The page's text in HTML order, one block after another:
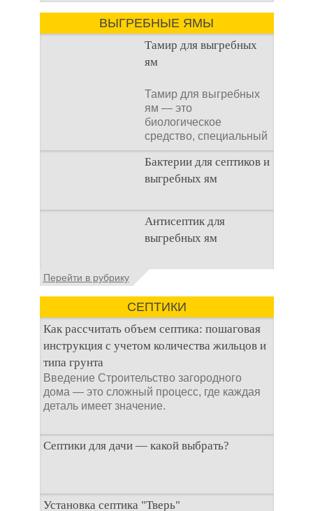
ВЫГРЕБНЫЕ ЯМЫ
Тамир для выгребных
ям
Тамир для выгребных
ям — это
биологическое
средство, специальный
концентрат, который
используется
Бактерии для септиков и
выгребных ям
Очистка
канализационного
стока или выгребной
не самым приятным
Антисептик для
выгребных ям
Общие сведения об
Антисептик для
выгребных ям – это
специальные
Перейти в рубрику
СЕПТИКИ
Как рассчитать объем септика: пошаговая
инструкция с учетом количества жильцов и
типа грунта
Введение Строительство загородного
дома — это сложный процесс, где каждая
деталь имеет значение.
Септики для дачи — какой выбрать?
При строительстве дачи одной из
первоочередных задач становится
Установка септика "Тверь"